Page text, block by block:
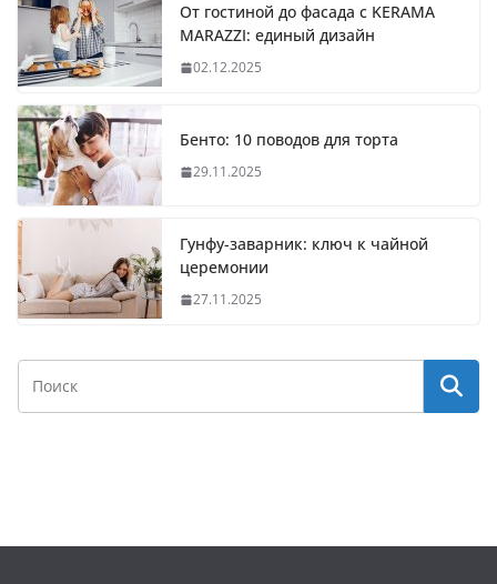
От гостиной до фасада с KERAMA
MARAZZI: единый дизайн
02.12.2025
Бенто: 10 поводов для торта
29.11.2025
Гунфу-заварник: ключ к чайной
церемонии
27.11.2025